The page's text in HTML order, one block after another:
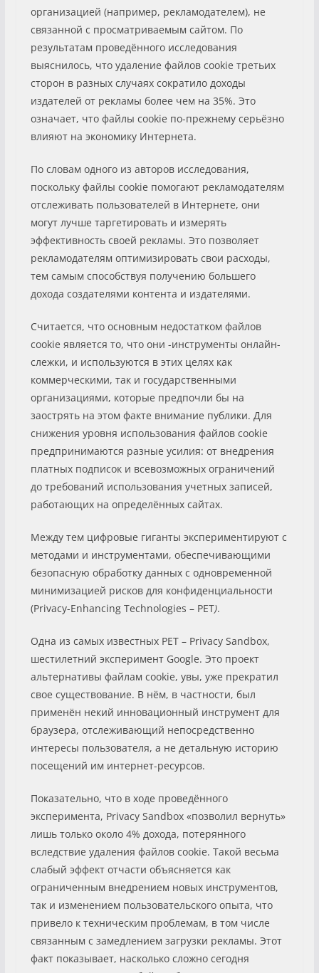
организацией (например, рекламодателем), не
связанной с просматриваемым сайтом. По
результатам проведённого исследования
выяснилось, что удаление файлов cookie третьих
сторон в разных случаях сократило доходы
издателей от рекламы более чем на 35%. Это
означает, что файлы cookie по-прежнему серьёзно
влияют на экономику Интернета.
По словам одного из авторов исследования,
поскольку файлы cookie помогают рекламодателям
отслеживать пользователей в Интернете, они
могут лучше таргетировать и измерять
эффективность своей рекламы. Это позволяет
рекламодателям оптимизировать свои расходы,
тем самым способствуя получению большего
дохода создателями контента и издателями.
Считается, что основным недостатком файлов
cookie является то, что они -инструменты онлайн-
слежки, и используются в этих целях как
коммерческими, так и государственными
организациями, которые предпочли бы на
заострять на этом факте внимание публики. Для
снижения уровня использования файлов cookie
предпринимаются разные усилия: от внедрения
платных подписок и всевозможных ограничений
до требований использования учетных записей,
работающих на определённых сайтах.
Между тем цифровые гиганты экспериментируют с
методами и инструментами, обеспечивающими
безопасную обработку данных с одновременной
минимизацией рисков для конфиденциальности
(Privacy-Enhancing Technologies – PET).
Одна из самых известных PET – Privacy Sandbox,
шестилетний эксперимент Google. Это проект
альтернативы файлам cookie, увы, уже прекратил
свое существование. В нём, в частности, был
применён некий инновационный инструмент для
браузера, отслеживающий непосредственно
интересы пользователя, а не детальную историю
посещений им интернет-ресурсов.
Показательно, что в ходе проведённого
эксперимента, Privacy Sandbox «позволил вернуть»
лишь только около 4% дохода, потерянного
вследствие удаления файлов cookie. Такой весьма
слабый эффект отчасти объясняется как
ограниченным внедрением новых инструментов,
так и изменением пользовательского опыта, что
привело к техническим проблемам, в том числе
связанным с замедлением загрузки рекламы. Этот
факт показывает, насколько сложно сегодня